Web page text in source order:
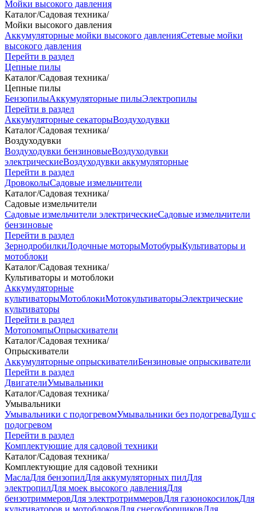
Мойки высокого давления
Каталог/Садовая техника/
Мойки высокого давления
Аккумуляторные мойки высокого давленияСетевые мойки
высокого давления
Перейти в раздел
Цепные пилы
Каталог/Садовая техника/
Цепные пилы
БензопилыАккумуляторные пилыЭлектропилы
Перейти в раздел
Аккумуляторные секаторыВоздуходувки
Каталог/Садовая техника/
Воздуходувки
Воздуходувки бензиновыеВоздуходувки
электрическиеВоздуходувки аккумуляторные
Перейти в раздел
ДровоколыСадовые измельчители
Каталог/Садовая техника/
Садовые измельчители
Садовые измельчители электрическиеСадовые измельчители
бензиновые
Перейти в раздел
ЗернодробилкиЛодочные моторыМотобурыКультиваторы и
мотоблоки
Каталог/Садовая техника/
Культиваторы и мотоблоки
Аккумуляторные
культиваторыМотоблокиМотокультиваторыЭлектрические
культиваторы
Перейти в раздел
МотопомпыОпрыскиватели
Каталог/Садовая техника/
Опрыскиватели
Аккумуляторные опрыскивателиБензиновые опрыскиватели
Перейти в раздел
ДвигателиУмывальники
Каталог/Садовая техника/
Умывальники
Умывальники с подогревомУмывальники без подогреваДуш с
подогревом
Перейти в раздел
Комплектующие для садовой техники
Каталог/Садовая техника/
Комплектующие для садовой техники
МаслаДля бензопилДля аккумуляторных пилДля
электропилДля моек высокого давленияДля
бензотриммеровДля электротриммеровДля газонокосилокДля
культиваторов и мотоблоковДля снегоуборщиковДля